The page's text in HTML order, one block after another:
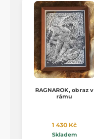
RAGNAROK, obraz v
rámu
1 430 Kč
Skladem